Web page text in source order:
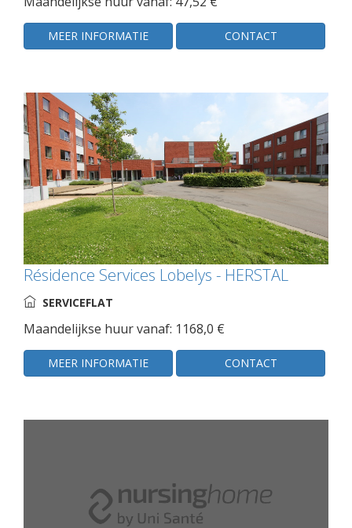
MEER INFORMATIE CONTACT
Résidence Services Lobelys - HERSTAL
SERVICEFLAT
Maandelijkse huur vanaf: 1168,0 €
MEER INFORMATIE CONTACT